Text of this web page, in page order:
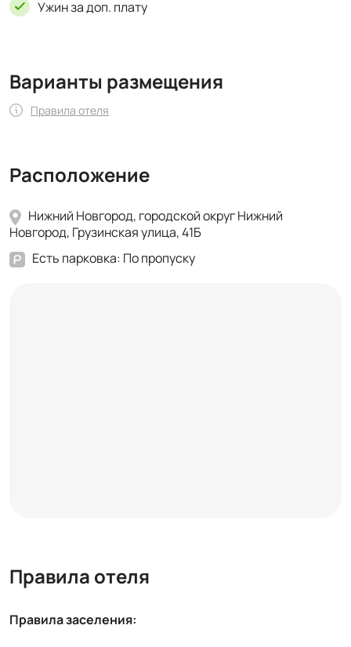
Ужин за доп. плату
Варианты размещения
Правила отеля
Расположение
Нижний Новгород, городской округ Нижний
Новгород, Грузинская улица, 41Б
Есть парковка: По пропуску
Правила отеля
Правила заселения: